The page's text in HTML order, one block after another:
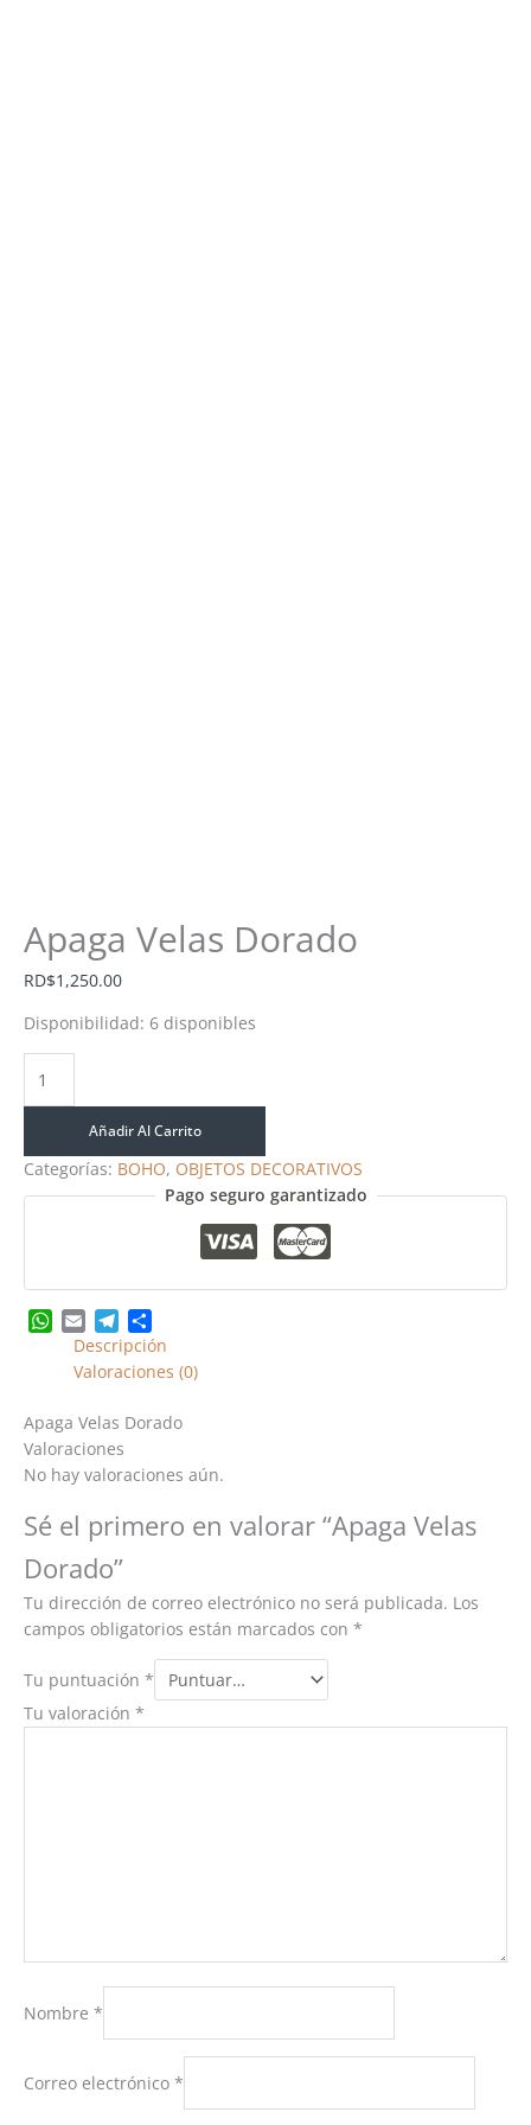
Apaga Velas Dorado
RD$1,250.00
Disponibilidad: 6 disponibles
Añadir Al Carrito
Categorías: BOHO, OBJETOS DECORATIVOS
Pago seguro garantizado
WhatsApp
EmailTelegram
Share
Descripción
Valoraciones (0)
Apaga Velas Dorado
Valoraciones
No hay valoraciones aún.
Sé el primero en valorar “Apaga Velas
Dorado”
Tu dirección de correo electrónico no será publicada. Los
campos obligatorios están marcados con *
Tu puntuación *
Tu valoración *
Nombre *
Correo electrónico *